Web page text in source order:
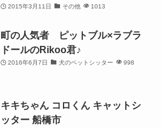
2015年3月11日 その他 1013
町の人気者 ピットブル×ラブラ
ドールのRikoo君♪
2016年6月7日 犬のペットシッター 998
キキちゃん コロくん キャットシ
ッター 船橋市